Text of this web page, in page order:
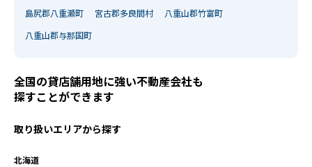
島尻郡八重瀬町 宮古郡多良間村 八重山郡竹富町
八重山郡与那国町
全国の貸店舗用地に強い不動産会社も
探すことができます
取り扱いエリアから探す
北海道